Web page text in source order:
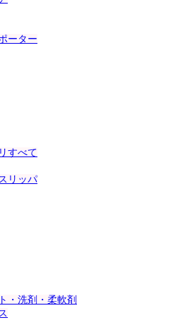
ーター
すべて
リッパ
・洗剤・柔軟剤